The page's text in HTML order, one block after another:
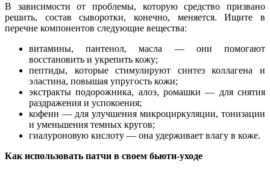
В зависимости от проблемы, которую средство призвано
решить, состав сыворотки, конечно, меняется. Ищите в
перечне компонентов следующие вещества:
витамины, пантенол, масла — они помогают
восстановить и укрепить кожу;
пептиды, которые стимулируют синтез коллагена и
эластина, повышая упругость кожи;
экстракты подорожника, алоэ, ромашки — для снятия
раздражения и успокоения;
кофеин — для улучшения микроциркуляции, тонизации
и уменьшения темных кругов;
гиалуроновую кислоту — она удерживает влагу в коже.
Как использовать патчи в своем бьюти-уходе